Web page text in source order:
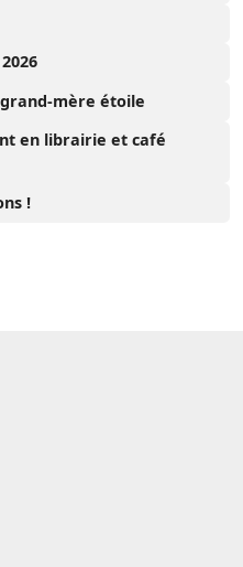
mère étoile
en librairie et café
!